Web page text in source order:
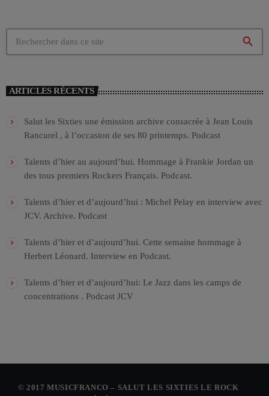
search
ARTICLES RÉCENTS
Salut les Sixties une émission archive consacrée à Jean Louis
Rancurel , à l’occasion de ses 80 printemps. Podcast
Talents d’hier au aujourd’hui. Hommage à Frankie Jordan un
des tous premiers Rockers Français. Podcast.
Talents d’hier et d’aujourd’hui : Michel Pelay en interview avec
JCV. Archive. Podcast
Talents d’hier et d’aujourd’hui. Cette semaine hommage à
Herbert Léonard. Interview en Podcast.
Talents d’hier et d’aujourd’hui: Le Jazz dans les camps de
concentrations . Podcast JCV
© 2017 MUSICFRANCO – SALUT LES SIXTIES LE ROCK